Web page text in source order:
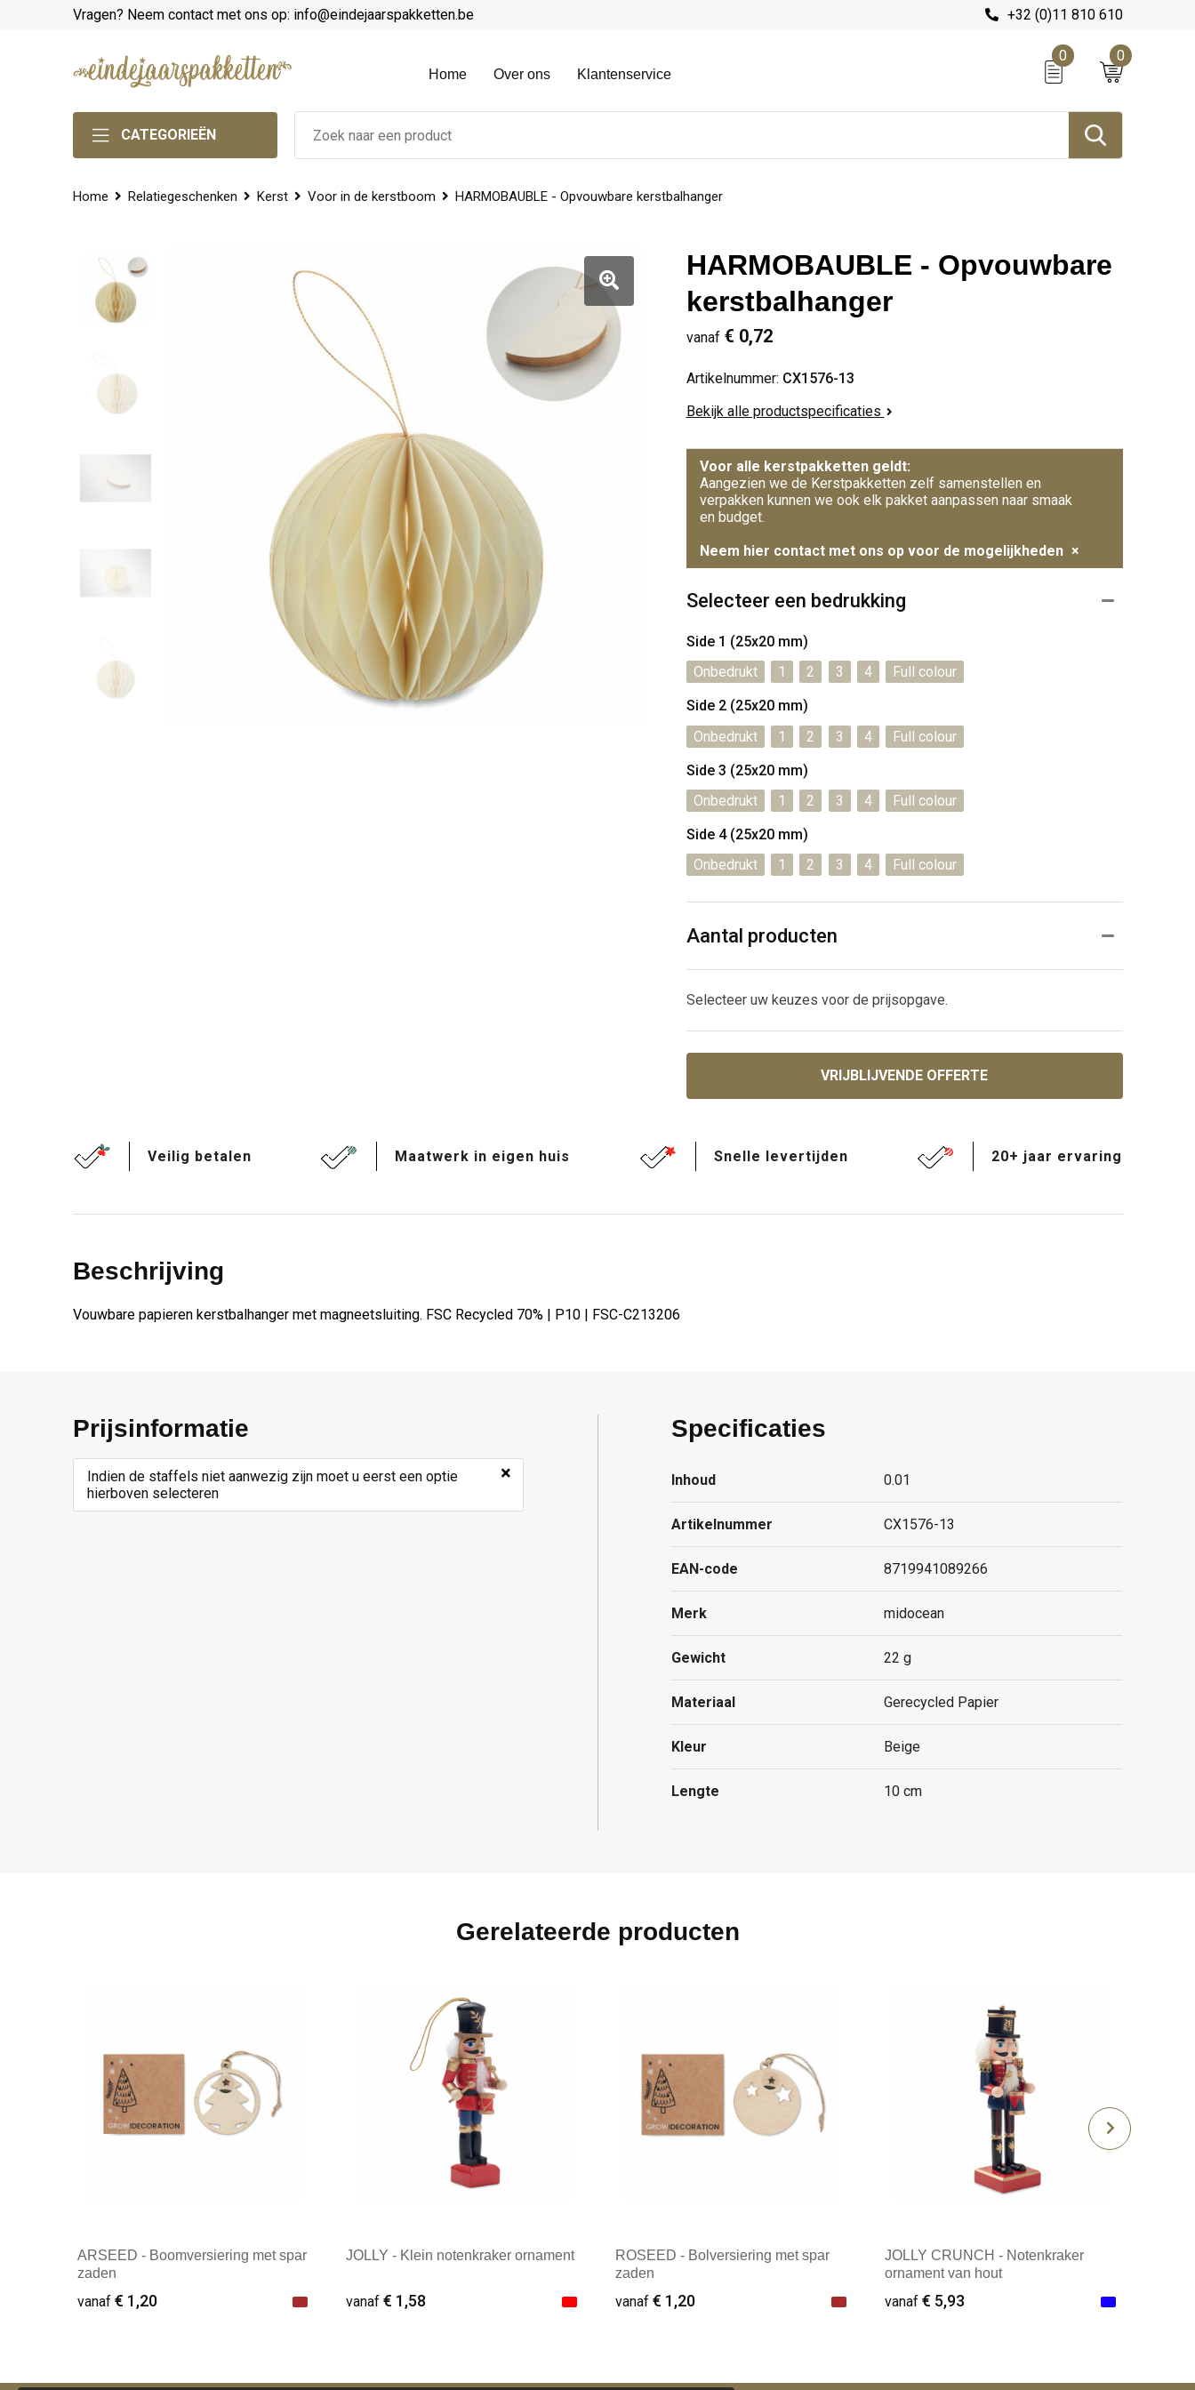
Vragen? Neem contact met ons op: info@eindejaarspakketten.be +32 (0)11 810 610
Home Over ons Klantenservice
0 0
CATEGORIEËN
Home Relatiegeschenken Kerst Voor in de kerstboom HARMOBAUBLE - Opvouwbare kerstbalhanger
HARMOBAUBLE - Opvouwbare
kerstbalhanger
vanaf € 0,72
Artikelnummer: CX1576-13
Bekijk alle productspecificaties
Voor alle kerstpakketten geldt:
Aangezien we de Kerstpakketten zelf samenstellen en
verpakken kunnen we ook elk pakket aanpassen naar smaak
en budget.
Neem hier contact met ons op voor de mogelijkheden ×
Selecteer een bedrukking
Side 1 (25x20 mm)
Onbedrukt
1 2 3 4
Full colour
Side 2 (25x20 mm)
Onbedrukt
1 2 3 4
Full colour
Side 3 (25x20 mm)
Onbedrukt
1 2 3 4
Full colour
Side 4 (25x20 mm)
Onbedrukt
1 2 3 4 Full colour
Aantal producten
Selecteer uw keuzes voor de prijsopgave.
VRIJBLIJVENDE OFFERTE
Veilig betalen Maatwerk in eigen huis Snelle levertijden 20+ jaar ervaring
Beschrijving
Vouwbare papieren kerstbalhanger met magneetsluiting. FSC Recycled 70% | P10 | FSC-C213206
Prijsinformatie
Indien de staffels niet aanwezig zijn moet u eerst een optie
hierboven selecteren
×
Specificaties
Inhoud 0.01
Artikelnummer CX1576-13
EAN-code 8719941089266
Merk midocean
Gewicht 22 g
Materiaal Gerecycled Papier
Kleur Beige
Lengte 10 cm
Gerelateerde producten
ARSEED - Boomversiering met spar
zaden
vanaf € 1,20
JOLLY - Klein notenkraker ornament
vanaf€ 1,58
ROSEED - Bolversiering met spar
zaden
vanaf € 1,20
JOLLY CRUNCH - Notenkraker
ornament van hout
vanaf € 5,93